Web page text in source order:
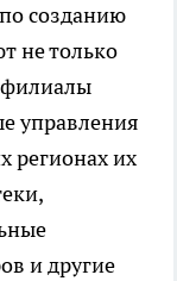
созданию
не только
филиалы
управления
регионах их
и другие